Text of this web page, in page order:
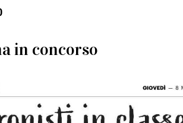
in concorso